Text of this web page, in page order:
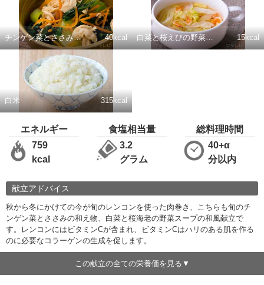
チンゲン菜とささみの和え物 40kcal 白菜と桜えびの野菜スープ 15kcal
白米 315kcal
エネルギー
759
kcal
食塩相当量
3.2
グラム
総料理時間
40+α
分以内
献立アドバイス
秋から冬にかけての今が旬のレンコンを使った肉巻き、こちらも旬のチ
ンゲン菜とささみの和え物、白菜と桜海老の野菜スープの和風献立で
す。レンコンにはビタミンCが含まれ、ビタミンCはハリのある肌を作る
のに必要なコラーゲンの生成を促します。
この献立の全ての栄養価を見る